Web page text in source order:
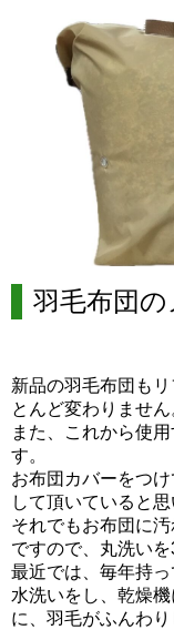
羽毛布団
新品の羽毛布団も
とんど変わりません
また、これから使
す。
お布団カバーをつ
して頂いていると思
それでもお布団に汚
ですので、丸洗い
最近では、毎年持っ
水洗いをし、乾燥
に、羽毛がふんわり